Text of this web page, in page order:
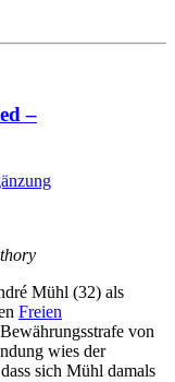
–
Mühl (32) als
Freien
von
wies der
sich Mühl damals